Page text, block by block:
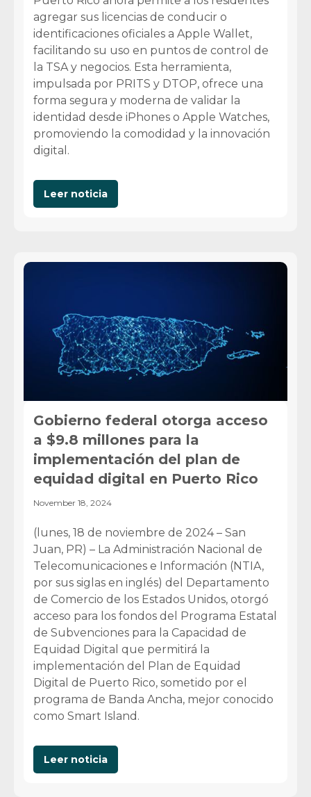
agregar sus licencias de conducir o
identificaciones oficiales a Apple Wallet,
facilitando su uso en puntos de control de
la TSA y negocios. Esta herramienta,
impulsada por PRITS y DTOP, ofrece una
forma segura y moderna de validar la
identidad desde iPhones o Apple Watches,
promoviendo la comodidad y la innovación
digital.
Leer noticia
Gobierno federal otorga acceso
a $9.8 millones para la
implementación del plan de
equidad digital en Puerto Rico
November 18, 2024
(lunes, 18 de noviembre de 2024 – San
Juan, PR) – La Administración Nacional de
Telecomunicaciones e Información (NTIA,
por sus siglas en inglés) del Departamento
de Comercio de los Estados Unidos, otorgó
acceso para los fondos del Programa Estatal
de Subvenciones para la Capacidad de
Equidad Digital que permitirá la
implementación del Plan de Equidad
Digital de Puerto Rico, sometido por el
programa de Banda Ancha, mejor conocido
como Smart Island.
Leer noticia